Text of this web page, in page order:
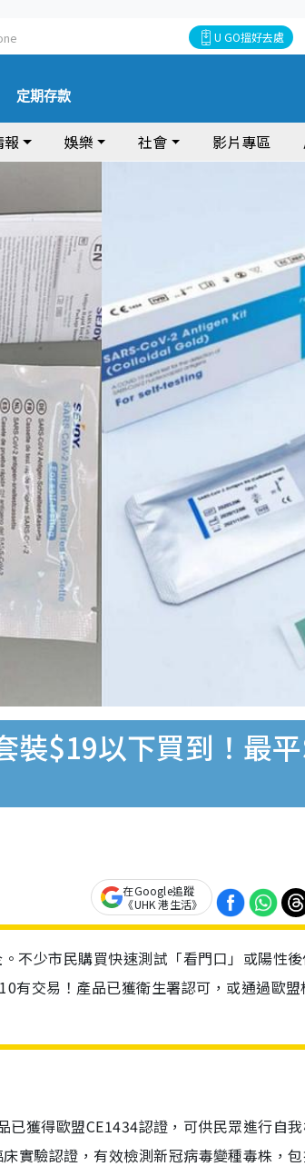
U GO搵好去處
定期存款
報 娛樂 社會 影片專區
裝$19以下買到！最
在Google追蹤
《UHK 港生活》
不少市民購買快速測試「看門口」或陽性
有交易！產品已獲衛生署認可，或通過歐盟
獲得歐盟CE1434認證，可供民眾進行自
實驗認證，有效檢測新冠病毒變種毒株，